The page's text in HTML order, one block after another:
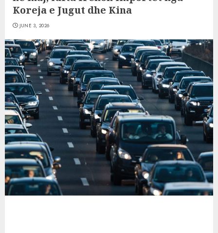
Koreja e Jugut dhe Kina
JUNE 3, 2026